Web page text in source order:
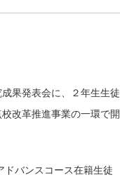
発表会に、２年生生徒
改革推進事業の一環
バンスコース在籍生徒